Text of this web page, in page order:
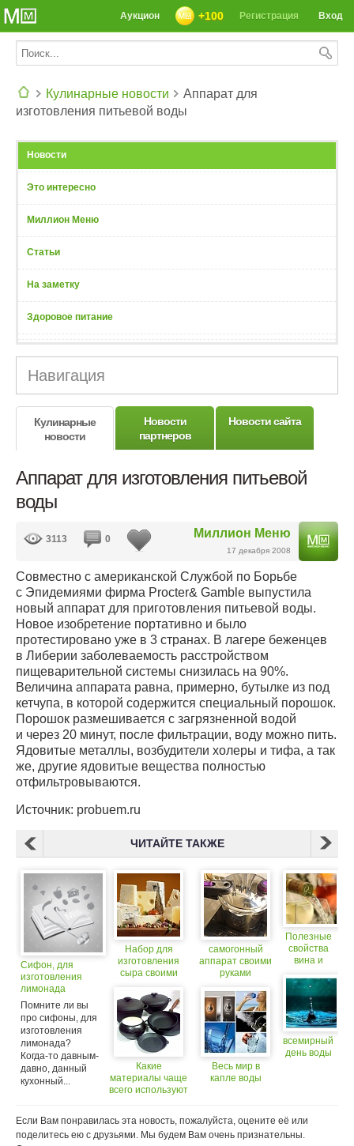
Вход
Регистрация
+100
Аукцион
Кулинарные новости
Аппарат для
изготовления питьевой воды
Новости
Это интересно
Миллион Меню
Статьи
На заметку
Здоровое питание
Навигация
Кулинарные
новости
Новости
партнеров
Новости сайта
Аппарат для изготовления питьевой
воды
Миллион Меню
17 декабря 2008
3113 0
Совместно с американской Службой по Борьбе
с Эпидемиями фирма Procter& Gamble выпустила
новый аппарат для приготовления питьевой воды.
Новое изобретение портативно и было
протестировано уже в 3 странах. В лагере беженцев
в Либерии заболеваемость расстройством
пищеварительной системы снизилась на 90%.
Величина аппарата равна, примерно, бутылке из под
кетчупа, в которой содержится специальный порошок.
Порошок размешивается с загрязненной водой
и через 20 минут, после фильтрации, воду можно пить.
Ядовитые металлы, возбудители холеры и тифа, а так
же, другие ядовитые вещества полностью
отфильтровываются.
Источник: probuem.ru
ЧИТАЙТЕ ТАКЖЕ
Сифон, для
изготовления
лимонада
Помните ли вы
про сифоны, для
изготовления
лимонада?
Когда-то давным-
давно, данный
кухонный...
Набор для
изготовления
сыра своими
Какие
материалы чаще
всего используют
посуды
самогонный
аппарат своими
руками
Весь мир в
капле воды
Полезные
свойства
вина и
всемирный
день воды
Если Вам понравилась эта новость, пожалуйста, оцените её или
поделитесь ею с друзьями. Мы будем Вам очень признательны.